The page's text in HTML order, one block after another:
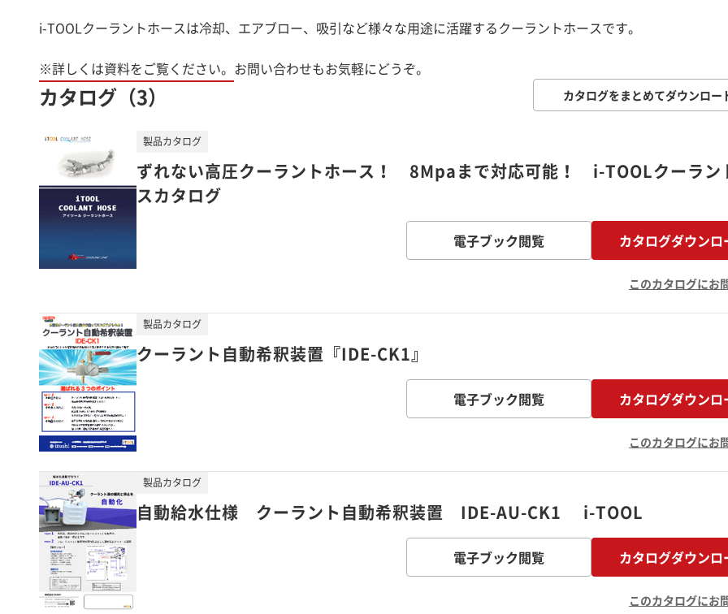
i-TOOLクーラントホースは冷却、エアブロー、吸引など様々な用途に活躍するクーラントホースです。
※詳しくは資料をご覧ください。お問い合わせもお気軽にどうぞ。
カタログ（3） カタログをまとめてダウンロー
ずれない高圧クーラントホース！ 8Mpaまで対応可能！ i-TOOLクーラン
スカタログ
製品カタログ
電子ブック閲覧 カタログダウンロ
このカタログにお
クーラント自動希釈装置『IDE-CK1』
製品カタログ
電子ブック閲覧 カタログダウンロ
このカタログにお
自動給水仕様 クーラント自動希釈装置 IDE-AU-CK1 i-TOOL
製品カタログ
電子ブック閲覧 カタログダウンロ
このカタログにお